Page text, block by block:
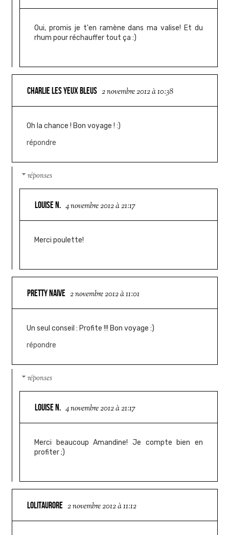
Oui, promis je t'en ramène dans ma valise! Et du
rhum pour réchauffer tout ça :)
CHARLIE LES YEUX BLEUS 2 novembre 2012 à 10:38
Oh la chance ! Bon voyage ! :)
répondre
réponses
LOUISE N. 4 novembre 2012 à 21:17
Merci poulette!
PRETTY NAIVE 2 novembre 2012 à 11:01
Un seul conseil : Profite !!! Bon voyage :)
répondre
réponses
LOUISE N. 4 novembre 2012 à 21:17
Merci beaucoup Amandine! Je compte bien en
profiter ;)
LOLITAURORE 2 novembre 2012 à 11:12